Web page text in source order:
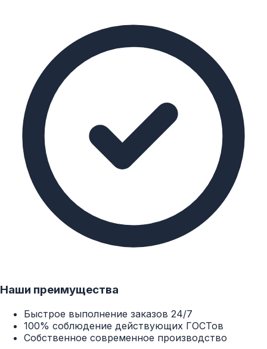
Наши преимущества
Быстрое выполнение заказов 24/7
100% соблюдение действующих ГОСТов
Собственное современное производство